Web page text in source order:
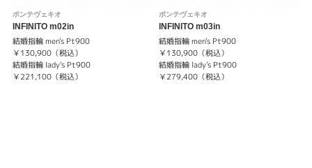
ポンテヴェキオ
INFINITO m02in
結婚指輪 men's Pt900
￥130,900（税込）
結婚指輪 lady's Pt900
￥221,100（税込）
ポンテヴェキオ
INFINITO m03in
結婚指輪 men's Pt900
￥130,900（税込）
結婚指輪 lady's Pt900
￥279,400（税込）